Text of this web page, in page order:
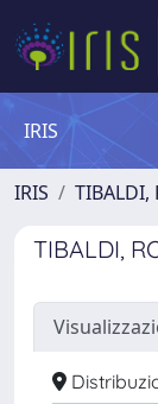
IRIS
IRIS TIBALDI,
TIBALDI,